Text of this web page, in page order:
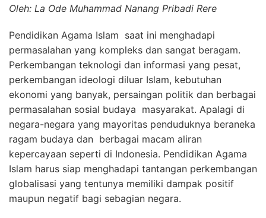
Oleh: La Ode Muhammad Nanang Pribadi Rere
Pendidikan Agama Islam saat ini menghadapi
permasalahan yang kompleks dan sangat beragam.
Perkembangan teknologi dan informasi yang pesat,
perkembangan ideologi diluar Islam, kebutuhan
ekonomi yang banyak, persaingan politik dan berbagai
permasalahan sosial budaya masyarakat. Apalagi di
negara-negara yang mayoritas penduduknya beraneka
ragam budaya dan berbagai macam aliran
kepercayaan seperti di Indonesia. Pendidikan Agama
Islam harus siap menghadapi tantangan perkembangan
globalisasi yang tentunya memiliki dampak positif
maupun negatif bagi sebagian negara.